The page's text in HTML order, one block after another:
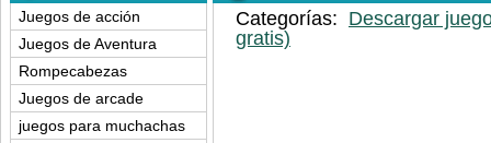
Categorías: Descargar
gratis)
Juegos de acción
Juegos de Aventura
Rompecabezas
Juegos de arcade
juegos para muchachas